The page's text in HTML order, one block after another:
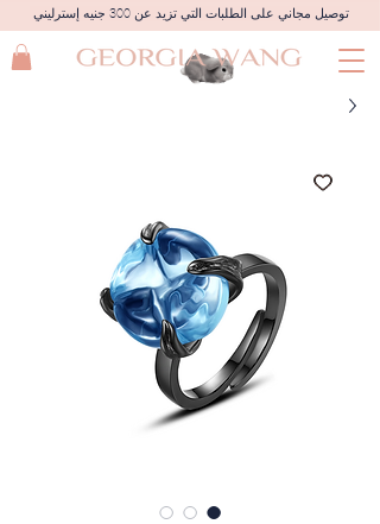
توصيل مجاني على الطلبات التي تزيد عن 300 جنيه إسترليني